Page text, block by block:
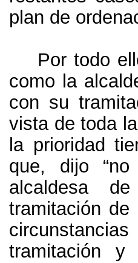
plan de
Por todo
como la
con su
vista de toda
la prioridad
que, dijo
alcaldesa
tramitación
tramitación y